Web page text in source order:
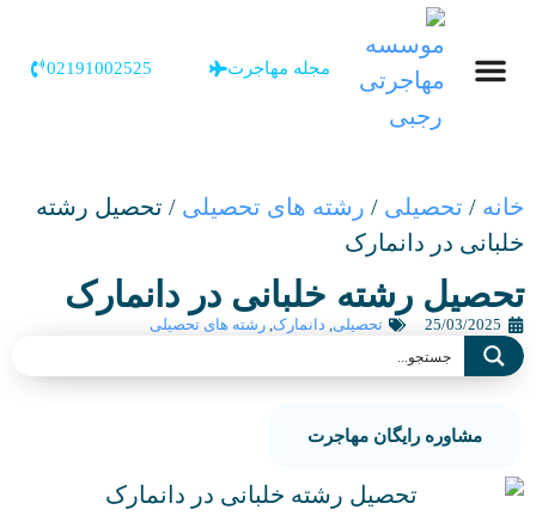
مجله مهاجرت 02191002525
خانه / تحصیلی / رشته های تحصیلی / تحصیل رشته
خلبانی در دانمارک
تحصیل رشته خلبانی در دانمارک
25/03/2025 تحصیلی, دانمارک, رشته های تحصیلی
مشاوره رایگان مهاجرت